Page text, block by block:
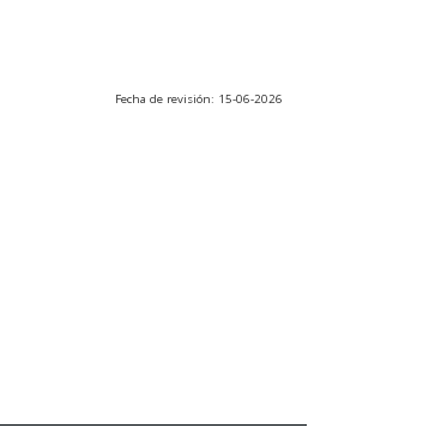
Fecha de revisión: 15-06-2026